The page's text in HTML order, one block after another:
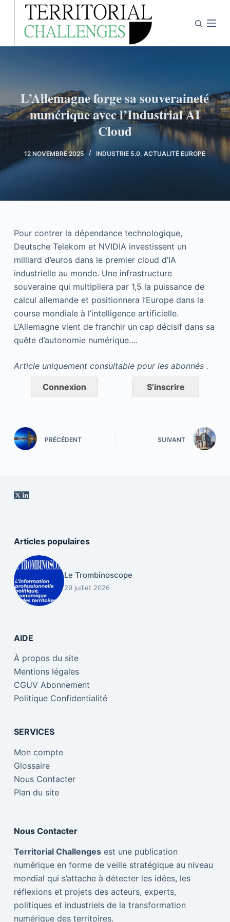
u
c
u
L’Allemagne forge sa souveraineté
numérique avec l’Industrial AI
Cloud
12 NOVEMBRE 2025 INDUSTRIE 5.0,ACTUALITÉ EUROPE
Pour contrer la dépendance technologique,
Deutsche Telekom et NVIDIA investissent un
milliard d’euros dans le premier cloud d’IA
industrielle au monde. Une infrastructure
souveraine qui multipliera par 1,5 la puissance de
calcul allemande et positionnera l’Europe dans la
course mondiale à l’intelligence artificielle.
L’Allemagne vient de franchir un cap décisif dans sa
quête d’autonomie numérique….
Article uniquement consultable pour les abonnés .
Connexion S’inscrire
PRÉCÉDENT SUIVANT
Articles populaires
Le Trombinoscope
29 juillet 2026
AIDE
À propos du site
Mentions légales
CGUV Abonnement
Politique Confidentialité
SERVICES
Mon compte
Glossaire
Nous Contacter
Plan du site
Nous Contacter
Territorial Challengesest une publication
numérique en forme de veille stratégique au niveau
mondial qui s’attache à détecter les idées, les
réflexions et projets des acteurs, experts,
politiques et industriels de la transformation
numérique des territoires.